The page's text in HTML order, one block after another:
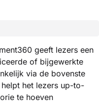
geeft lezers een
of bijgewerkte
via de bovenste
het lezers up-to-
te hoeven